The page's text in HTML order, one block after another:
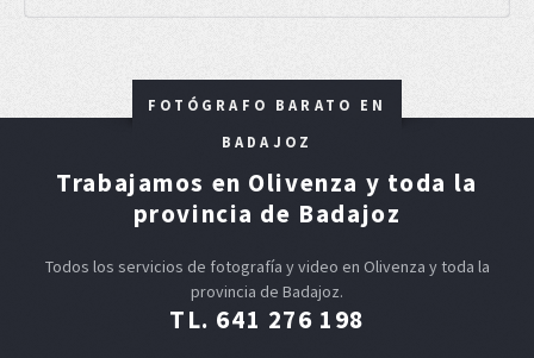
FOTÓGRAFO BARATO EN
BADAJOZ
Trabajamos en Olivenza y toda la
provincia de Badajoz
Todos los servicios de fotografía y video en Olivenza y toda la
provincia de Badajoz.
TL. 641 276 198